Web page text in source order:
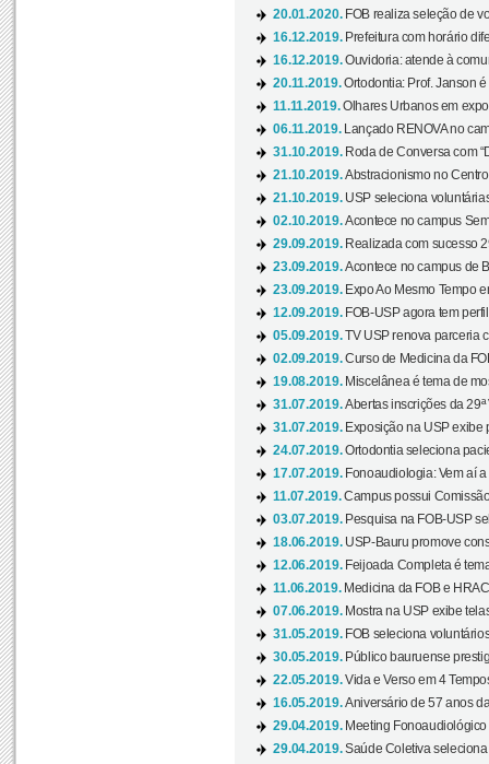
20.01.2020. FOB realiza seleção de
16.12.2019. Prefeitura com horário
16.12.2019.Ouvidoria: atende à
20.11.2019.Ortodontia: Prof. Janson
11.11.2019.Olhares Urbanos em
06.11.2019.
Lançado RENOVA no
31.10.2019. Roda de Conversa com
21.10.2019.Abstracionismo no
21.10.2019. USP seleciona
02.10.2019.Acontece no campus
29.09.2019. Realizada com sucesso
23.09.2019.Acontece no campus de
23.09.2019. Expo Ao Mesmo Tempo
12.09.2019. FOB-USP agora tem
05.09.2019.TV USP renova parceria
02.09.2019.Curso de Medicina da
19.08.2019. Miscelânea é tema de
31.07.2019.Abertas inscrições da 29ª
31.07.2019. Exposição na USP exibe
24.07.2019.Ortodontia seleciona
17.07.2019. Fonoaudiologia: Vem aí
11.07.2019.Campus possui
03.07.2019. Pesquisa na FOB-USP
18.06.2019. USP-Bauru promove
12.06.2019. Feijoada Completa é
11.06.2019. Medicina da FOB e
07.06.2019. Mostra na USP exibe
31.05.2019. FOB seleciona
30.05.2019. Público bauruense
22.05.2019.Vida e Verso em 4
16.05.2019.Aniversário de 57 anos
29.04.2019. Meeting
29.04.2019.Saúde Coletiva